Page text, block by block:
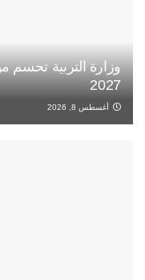
2027
أغسطس 8, 2026